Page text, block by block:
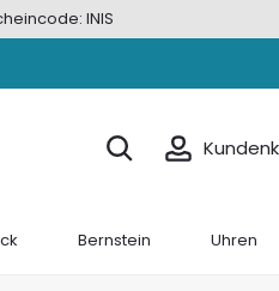
INIS
Bernstein Uhren